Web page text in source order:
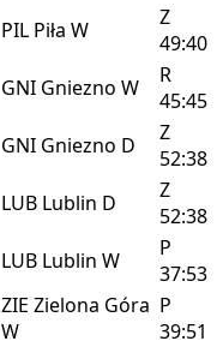
PIL Piła W
Z
49:40
GNI Gniezno W
R
45:45
GNI Gniezno D
Z
52:38
LUB Lublin D
Z
52:38
LUB Lublin W
P
37:53
ZIE Zielona Góra
W
P
39:51